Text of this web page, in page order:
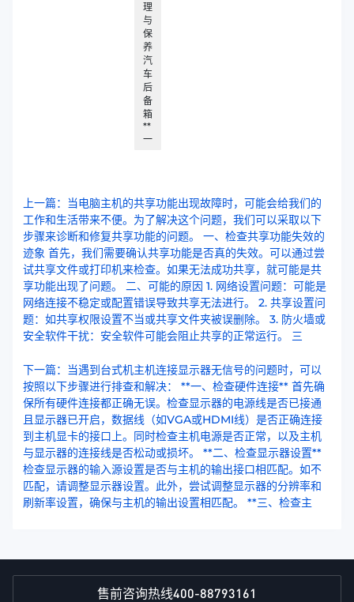
理
与
保
养
汽
车
后
备
箱
**
一
上一篇：当电脑主机的共享功能出现故障时，可能会给我们的
工作和生活带来不便。为了解决这个问题，我们可以采取以下
步骤来诊断和修复共享功能的问题。 一、检查共享功能失效的
迹象 首先，我们需要确认共享功能是否真的失效。可以通过尝
试共享文件或打印机来检查。如果无法成功共享，就可能是共
享功能出现了问题。 二、可能的原因 1. 网络设置问题：可能是
网络连接不稳定或配置错误导致共享无法进行。 2. 共享设置问
题：如共享权限设置不当或共享文件夹被误删除。 3. 防火墙或
安全软件干扰：安全软件可能会阻止共享的正常运行。 三
下一篇：当遇到台式机主机连接显示器无信号的问题时，可以
按照以下步骤进行排查和解决： **一、检查硬件连接** 首先确
保所有硬件连接都正确无误。检查显示器的电源线是否已接通
且显示器已开启，数据线（如VGA或HDMI线）是否正确连接
到主机显卡的接口上。同时检查主机电源是否正常，以及主机
与显示器的连接线是否松动或损坏。 **二、检查显示器设置**
检查显示器的输入源设置是否与主机的输出接口相匹配。如不
匹配，请调整显示器设置。此外，尝试调整显示器的分辨率和
刷新率设置，确保与主机的输出设置相匹配。 **三、检查主
售前咨询热线400-88793161